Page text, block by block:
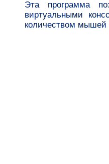
Эта программа
виртуальными
количеством мышей